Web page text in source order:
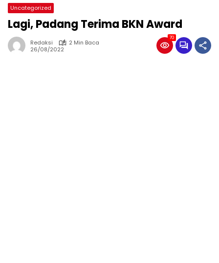
Uncategorized
Lagi, Padang Terima BKN Award
Redaksi
2 Min Baca
26/08/2022
70